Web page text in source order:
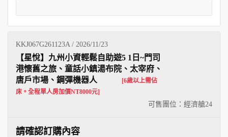
KKJ067G261123A / 2026/11/23
可售團位：經濟艙24
【星悅】九州小資輕鬆自助遊5 1日~門司
港懷舊之旅、童話小鎮湯布院、太宰府、
唐戶市場、鋼彈機器人
[6歲以上需佔
床。全程單人房加價NT8000元]
請確認訂購內容